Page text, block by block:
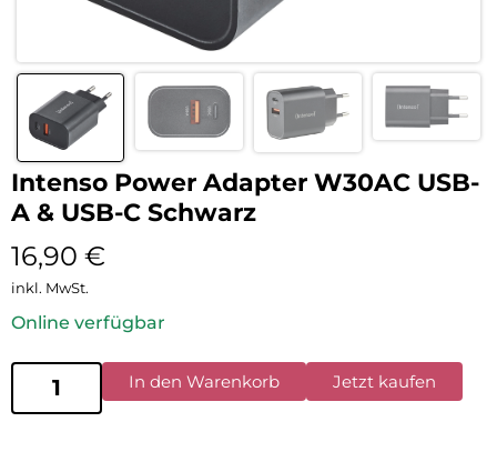
Intenso Power Adapter W30AC USB-
A & USB-C Schwarz
16,90 €
inkl. MwSt.
Online verfügbar
In den Warenkorb Jetzt kaufen